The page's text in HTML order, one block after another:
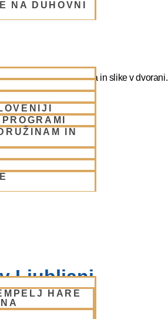
NA DUHOVNI
IN
HARE
slikate božanstva in slike v dvorani.
Ljubljani